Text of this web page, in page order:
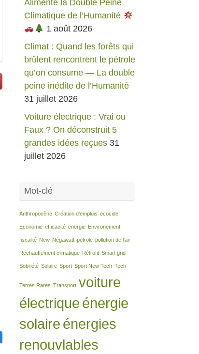
Alimente la Double Peine
Climatique de l’Humanité
1 août 2026
Climat : Quand les forêts qui
brûlent rencontrent le pétrole
qu’on consume — La double
peine inédite de l’Humanité
31 juillet 2026
Voiture électrique : Vrai ou
Faux ? On déconstruit 5
grandes idées reçues 31
juillet 2026
Mot-clé
Anthropocène Création d'emplois ecocide
Economie efficacité energie Environement
fiscalité New Négawatt petrole pollution de l'air
Réchauffement climatique Rétrofit Smart grid
Sobriété Solaire Sport Sport New Tech Tech
Terres Rares Transport voiture
électrique énergie
solaire énergies
renouvlables